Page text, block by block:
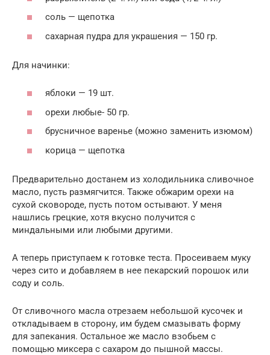
соль — щепотка
сахарная пудра для украшения — 150 гр.
Для начинки:
яблоки — 19 шт.
орехи любые- 50 гр.
брусничное варенье (можно заменить изюмом)
корица — щепотка
Предварительно достанем из холодильника сливочное
масло, пусть размягчится. Также обжарим орехи на
сухой сковороде, пусть потом остывают. У меня
нашлись грецкие, хотя вкусно получится с
миндальными или любыми другими.
А теперь приступаем к готовке теста. Просеиваем муку
через сито и добавляем в нее пекарский порошок или
соду и соль.
От сливочного масла отрезаем небольшой кусочек и
откладываем в сторону, им будем смазывать форму
для запекания. Остальное же масло взобьем с
помощью миксера с сахаром до пышной массы.